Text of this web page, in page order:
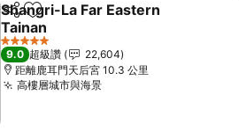
分享 加入我的最愛
Shangri-La Far Eastern
Tainan
5 星級
9.0 超級讚
22,604
距離鹿耳門天后宮 10.3 公里
高樓層城市與海景